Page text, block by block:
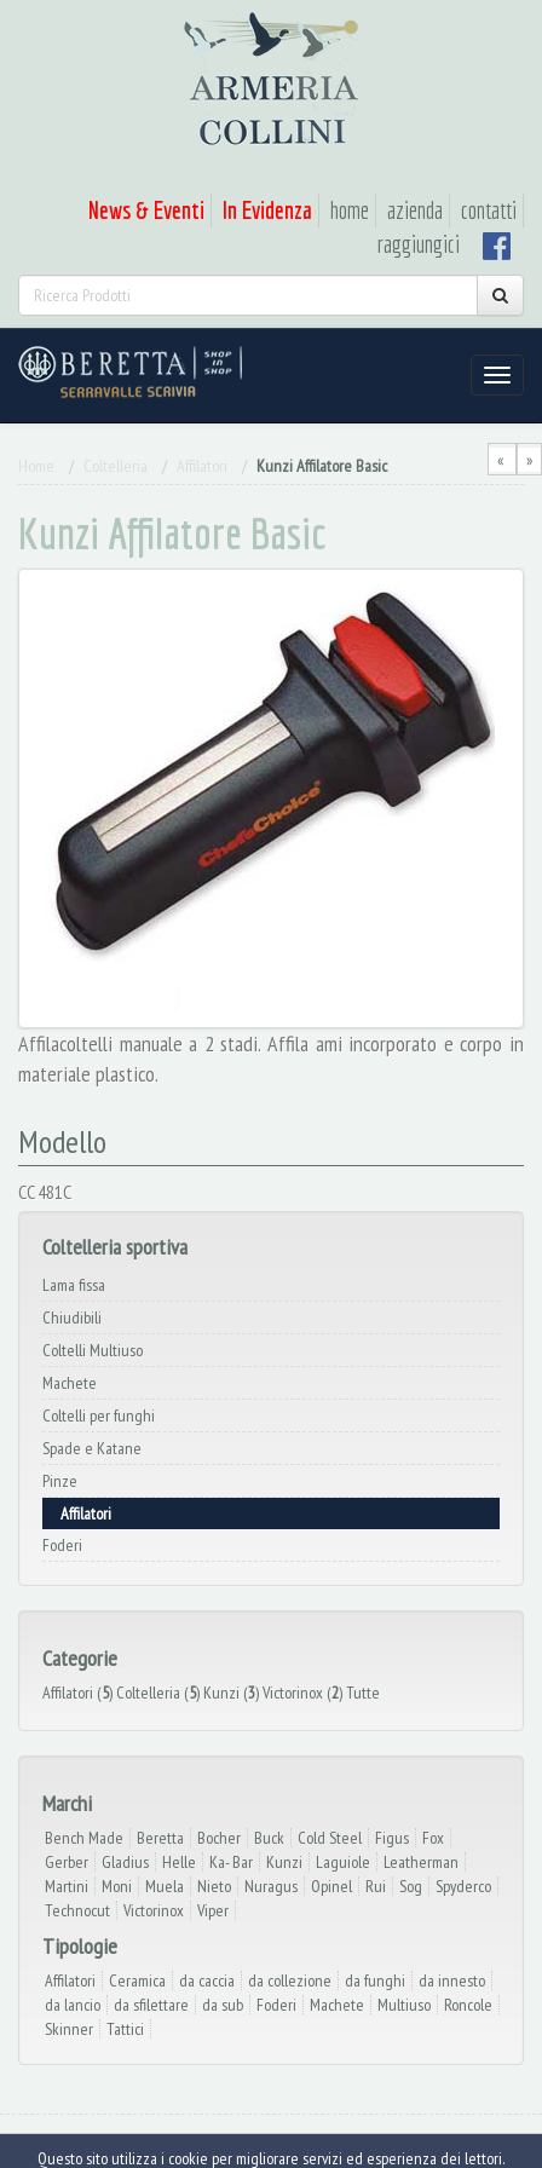
News & Eventi In Evidenza home azienda
contatti
raggiungici
Kunzi Affilatore Basic
Kunzi Affilatore Basic
« »
Affilacoltelli manuale a 2 stadi. Affila ami incorporato e corpo in
materiale plastico.
Modello
CC 481C
Coltelleria sportiva
Lama fissa
Chiudibili
Coltelli Multiuso
Machete
Coltelli per funghi
Spade e Katane
Pinze
Affilatori
Foderi
Categorie
Affilatori (5) Coltelleria (5) Kunzi (3)Victorinox (2)Tutte
Marchi
Bench Made Beretta Bocher Buck Cold Steel Figus
Fox
Gerber
Gladius Helle Ka- Bar Kunzi Laguiole
Leatherman
Martini
Moni Muela Nieto Nuragus Opinel Rui Sog
Spyderco
Technocut
Victorinox Viper
Tipologie
Affilatori Ceramica da caccia da collezione da funghi
da innesto
da lancio
da sfilettare da sub Foderi Machete Multiuso
Roncole
Skinner
Tattici
© Armeria Collini 2026- Via Berthoud, 121 Serravalle Scrivia (AL) - Tel. e Fax:
0143.68.61.40 - info@armeriacollini.it - P.iva 02622090062 -Cookies
Questo sito utilizza i cookie per migliorare servizi ed esperienza dei lettori.